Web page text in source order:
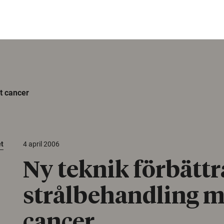
cancer
4 april 2006
Ny teknik
strålbehandling